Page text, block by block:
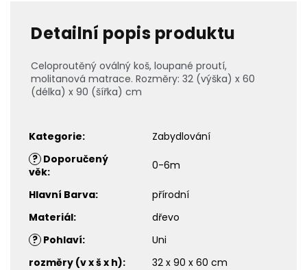
Detailní popis produktu
Celoproutěný oválný koš, loupané proutí,
molitanová matrace. Rozměry: 32 (výška) x 60
(délka) x 90 (šířka) cm
Kategorie:
Zabydlování
? Doporučený
věk: 0-6m
Hlavní Barva:
přírodní
Materiál:
dřevo
? Pohlaví:
Uni
rozměry (v x š x h): 32 x 90 x 60 cm